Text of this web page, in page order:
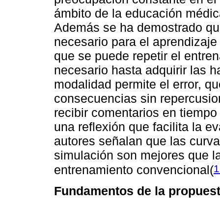
ámbito de la educación
Además se ha demostrado
necesario para el
que se puede repetir el
necesario hasta adquirir las
modalidad permite el error,
consecuencias sin
recibir comentarios en
una reflexión que facilita la
autores señalan que las
simulación son mejores que
entrenamiento convencional(
Fundamentos de la